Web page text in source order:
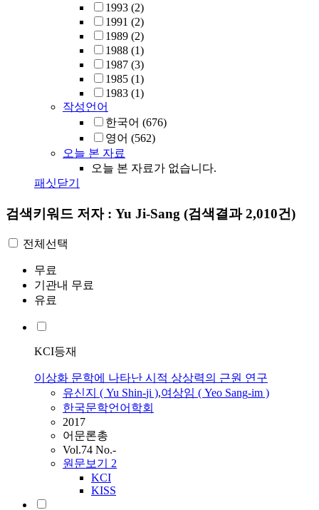
1993 (2)
1991 (2)
1989 (2)
1988 (1)
1987 (3)
1985 (1)
1983 (1)
작성언어
한국어 (676)
영어 (562)
오늘 본 자료
오늘 본 자료가 없습니다.
패싯닫기
검색키워드 저자 : Yu Ji-Sang (검색결과 2,010건)
전체선택
무료
기관내 무료
유료
KCI등재
이상화 문학에 나타난 시적 상상력의 근원 연구
유신지 ( Yu Shin-ji ),여상임 ( Yeo Sang-im )
한국문학언어학회
2017
어문론총
Vol.74 No.-
원문보기 2
KCI
KISS